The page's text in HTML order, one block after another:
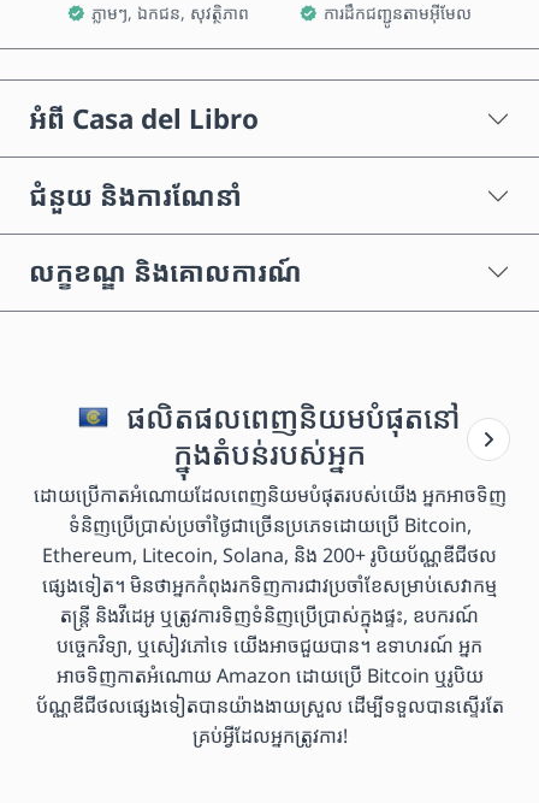
ភ្លាមៗ, ឯកជន, សុវត្ថិភាព ការដឹកជញ្ជូនតាមអ៊ីមែល
អំពី Casa del Libro
ជំនួយ និងការណែនាំ
លក្ខខណ្ឌ និងគោលការណ៍
ផលិតផលពេញនិយមបំផុតនៅ
ក្នុងតំបន់របស់អ្នក
ដោយប្រើកាតអំណោយដែលពេញនិយមបំផុតរបស់យើង អ្នកអាចទិញ
ទំនិញប្រើប្រាស់ប្រចាំថ្ងៃជាច្រើនប្រភេទដោយប្រើ Bitcoin,
Ethereum, Litecoin, Solana, និង 200+ រូបិយប័ណ្ណឌីជីថល
ផ្សេងទៀត។ មិនថាអ្នកកំពុងរកទិញការជាវប្រចាំខែសម្រាប់សេវាកម្ម
តន្ត្រី និងវីដេអូ ឬត្រូវការទិញទំនិញប្រើប្រាស់ក្នុងផ្ទះ, ឧបករណ៍
បច្ចេកវិទ្យា, ឬសៀវភៅទេ យើងអាចជួយបាន។ ឧទាហរណ៍ អ្នក
អាចទិញកាតអំណោយ Amazon ដោយប្រើ Bitcoin ឬរូបិយ
ប័ណ្ណឌីជីថលផ្សេងទៀតបានយ៉ាងងាយស្រួល ដើម្បីទទួលបានស្ទើរតែ
គ្រប់អ្វីដែលអ្នកត្រូវការ!